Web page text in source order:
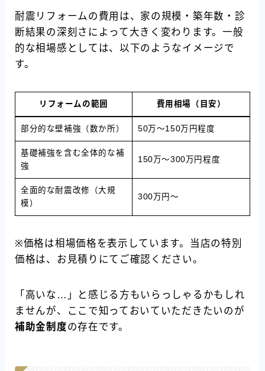
耐震リフォームの費用は、家の規模・築年数・診
断結果の深刻さによって大きく変わります。一般
的な相場感としては、以下のようなイメージで
す。
リフォームの範囲 費用相場（目安）
部分的な壁補強（数か所） 50万〜150万円程度
基礎補強を含む全体的な補
強
150万〜300万円程度
全面的な耐震改修（大規
模）
300万円〜
※価格は相場価格を表示しています。当店の特別
価格は、お見積りにてご確認ください。
「高いな…」と感じる方もいらっしゃるかもしれ
ませんが、ここで知っておいていただきたいのが
補助金制度の存在です。